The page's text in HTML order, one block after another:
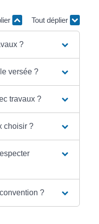
Tout déplier
?
versée ?
travaux ?
choisir ?
?